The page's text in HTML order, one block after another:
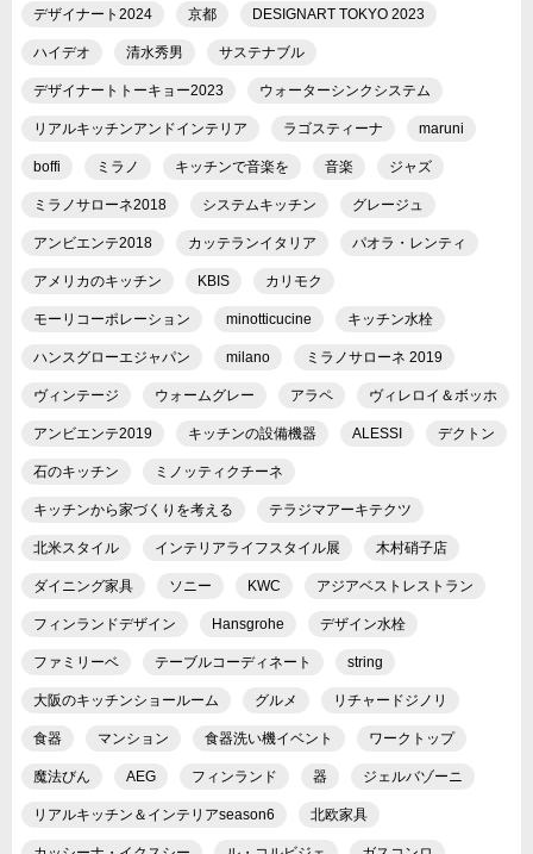
デザイナート2024 京都 DESIGNART TOKYO 2023
ハイデオ 清水秀男 サステナブル
デザイナートトーキョー2023 ウォーターシンクシステム
リアルキッチンアンドインテリア ラゴスティーナ maruni
boffi ミラノ キッチンで音楽を 音楽 ジャズ
ミラノサローネ2018 システムキッチン グレージュ
アンビエンテ2018 カッテランイタリア パオラ・レンティ
アメリカのキッチン KBIS カリモク
モーリコーポレーション minotticucine キッチン水栓
ハンスグローエジャパン milano ミラノサローネ 2019
ヴィンテージ ウォームグレー アラペ ヴィレロイ＆ボッホ
アンビエンテ2019 キッチンの設備機器 ALESSI デクトン
石のキッチン ミノッティクチーネ
キッチンから家づくりを考える テラジマアーキテクツ
北米スタイル インテリアライフスタイル展 木村硝子店
ダイニング家具 ソニー KWC アジアベストレストラン
フィンランドデザイン Hansgrohe デザイン水栓
ファミリーベ テーブルコーディネート string
大阪のキッチンショールーム グルメ リチャードジノリ
食器 マンション 食器洗い機イベント ワークトップ
魔法びん AEG フィンランド 器 ジェルバゾーニ
リアルキッチン＆インテリアseason6 北欧家具